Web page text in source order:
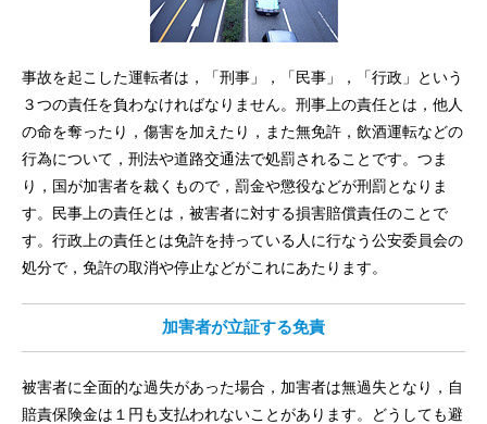
事故を起こした運転者は，「刑事」，「民事」，「行政」という
３つの責任を負わなければなりません。刑事上の責任とは，他人
の命を奪ったり，傷害を加えたり，また無免許，飲酒運転などの
行為について，刑法や道路交通法で処罰されることです。つま
り，国が加害者を裁くもので，罰金や懲役などが刑罰となりま
す。民事上の責任とは，被害者に対する損害賠償責任のことで
す。行政上の責任とは免許を持っている人に行なう公安委員会の
処分で，免許の取消や停止などがこれにあたります。
加害者が立証する免責
被害者に全面的な過失があった場合，加害者は無過失となり，自
賠責保険金は１円も支払われないことがあります。どうしても避